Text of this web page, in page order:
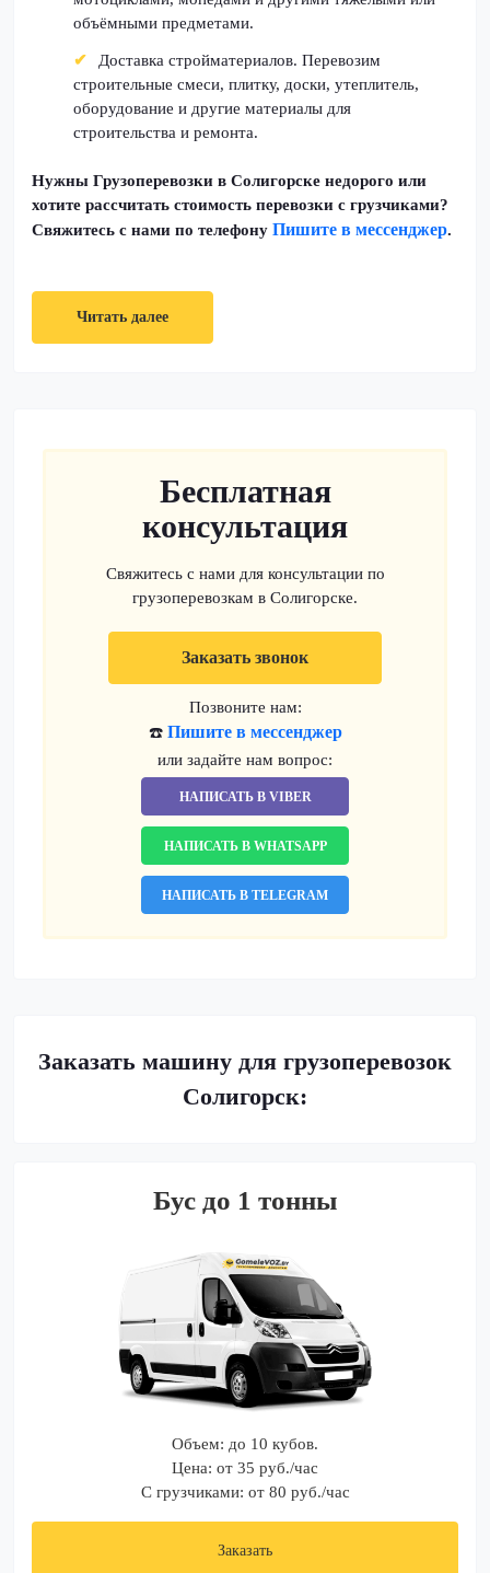
объёмными предметами.
Доставка стройматериалов. Перевозим
строительные смеси, плитку, доски, утеплитель,
оборудование и другие материалы для
строительства и ремонта.
Нужны Грузоперевозки в Солигорске недорого или
хотите рассчитать стоимость перевозки с грузчиками?
Свяжитесь с нами по телефону Пишите в мессенджер.
Читать далее
Бесплатная
консультация
Свяжитесь с нами для консультации по
грузоперевозкам в Солигорске.
Заказать звонок
Позвоните нам:
☎️ Пишите в мессенджер
или задайте нам вопрос:
НАПИСАТЬ В VIBER
НАПИСАТЬ В WHATSAPP
НАПИСАТЬ В TELEGRAM
Заказать машину для грузоперевозок
Солигорск:
Бус до 1 тонны
Объем: до 10 кубов.
Цена: от 35 руб./час
С грузчиками: от 80 руб./час
Заказать